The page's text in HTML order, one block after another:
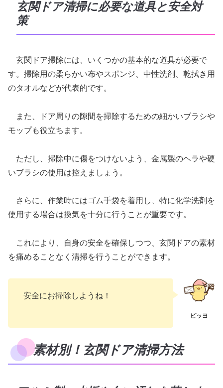
玄関ドア清掃に必要な道具と安全対
策
玄関ドア掃除には、いくつかの基本的な道具が必要で
す。掃除用の柔らかい布やスポンジ、中性洗剤、乾拭き用
のタオルなどが代表的です。
また、ドア周りの隙間を掃除するための細かいブラシや
モップも役立ちます。
ただし、掃除中に傷をつけないよう、金属製のヘラや硬
いブラシの使用は控えましょう。
さらに、作業時にはゴム手袋を着用し、特に化学洗剤を
使用する場合は換気を十分に行うことが重要です。
これにより、自身の安全を確保しつつ、玄関ドアの素材
を痛めることなく清掃を行うことができます。
安全にお掃除しようね！
素材別！玄関ドア清掃方法